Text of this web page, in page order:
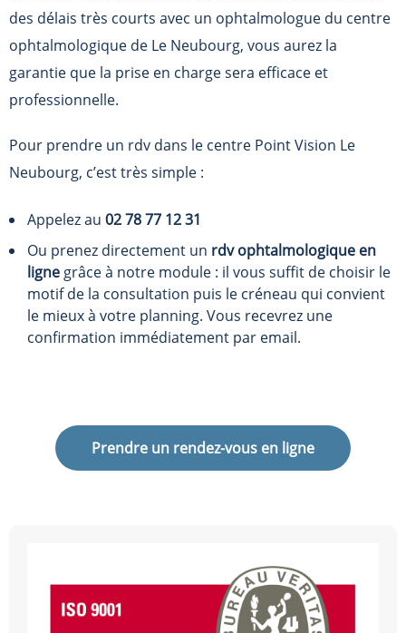
des délais très courts avec un ophtalmologue du centre
ophtalmologique de Le Neubourg, vous aurez la
garantie que la prise en charge sera efficace et
professionnelle.
Pour prendre un rdv dans le centre Point Vision Le
Neubourg, c’est très simple :
Appelez au 02 78 77 12 31
Ou prenez directement un rdv ophtalmologique en
ligne grâce à notre module : il vous suffit de choisir le
motif de la consultation puis le créneau qui convient
le mieux à votre planning. Vous recevrez une
confirmation immédiatement par email.
Prendre un rendez-vous en ligne